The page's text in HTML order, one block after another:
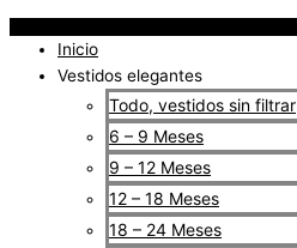
Inicio
Vestidos elegantes
Todo, vestidos sin filtrar
6 – 9 Meses
9 – 12 Meses
12 – 18 Meses
18 – 24 Meses